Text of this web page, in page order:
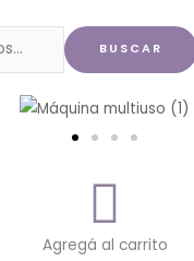
BUSCAR
Agregá al carrito